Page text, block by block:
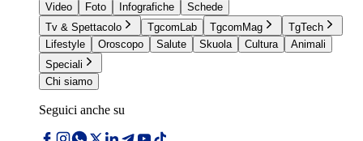
Video
Foto Infografiche
Schede
Tv & Spettacolo
TgcomLab TgcomMag
TgTech
Lifestyle
Oroscopo Salute Skuola Cultura
Animali
Speciali
Chi siamo
Seguici anche su